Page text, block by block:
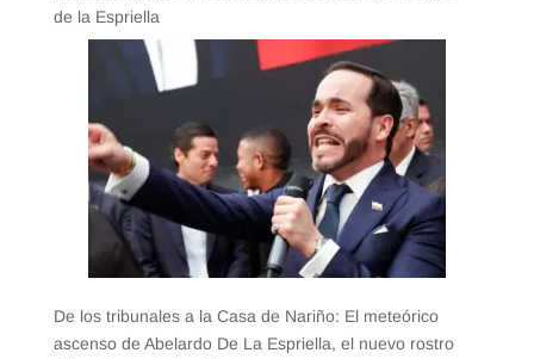
de la Espriella
De los tribunales a la Casa de Nariño: El meteórico
ascenso de Abelardo De La Espriella, el nuevo rostro